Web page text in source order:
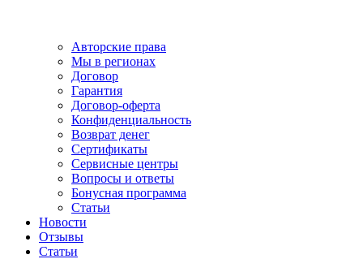
Авторские права
Мы в регионах
Договор
Гарантия
Договор-оферта
Конфиденциальность
Возврат денег
Сертификаты
Сервисные центры
Вопросы и ответы
Бонусная программа
Статьи
Новости
Отзывы
Статьи